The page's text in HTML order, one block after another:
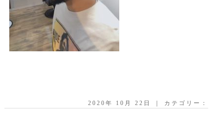
2020年 10月 22日 ｜ カテゴリー：